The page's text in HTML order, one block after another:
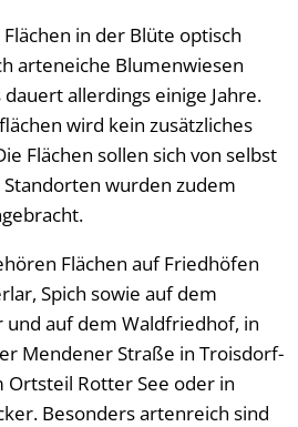
in der Blüte optisch
arteneiche Blumenwiesen
allerdings einige Jahre.
wird kein zusätzliches
Flächen sollen sich von selbst
wurden zudem
Flächen auf Friedhöfen
Spich sowie auf dem
und auf dem Waldfriedhof, in
Mendener Straße in Troisdorf-
Rotter See oder in
Besonders artenreich sind